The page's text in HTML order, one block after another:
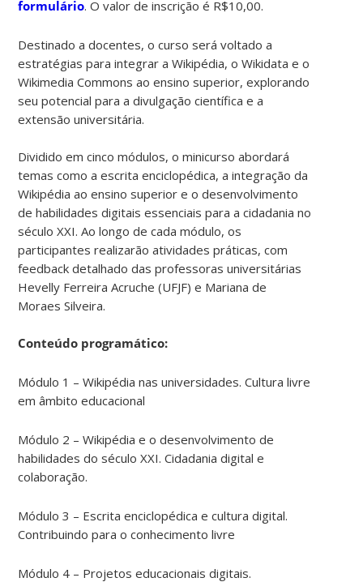
formulário. O valor de inscrição é R$10,00.
Destinado a docentes, o curso será voltado a
estratégias para integrar a Wikipédia, o Wikidata e o
Wikimedia Commons ao ensino superior, explorando
seu potencial para a divulgação científica e a
extensão universitária.
Dividido em cinco módulos, o minicurso abordará
temas como a escrita enciclopédica, a integração da
Wikipédia ao ensino superior e o desenvolvimento
de habilidades digitais essenciais para a cidadania no
século XXI. Ao longo de cada módulo, os
participantes realizarão atividades práticas, com
feedback detalhado das professoras universitárias
Hevelly Ferreira Acruche (UFJF) e Mariana de
Moraes Silveira.
Conteúdo programático:
Módulo 1 – Wikipédia nas universidades. Cultura livre
em âmbito educacional
Módulo 2 – Wikipédia e o desenvolvimento de
habilidades do século XXI. Cidadania digital e
colaboração.
Módulo 3 – Escrita enciclopédica e cultura digital.
Contribuindo para o conhecimento livre
Módulo 4 – Projetos educacionais digitais.